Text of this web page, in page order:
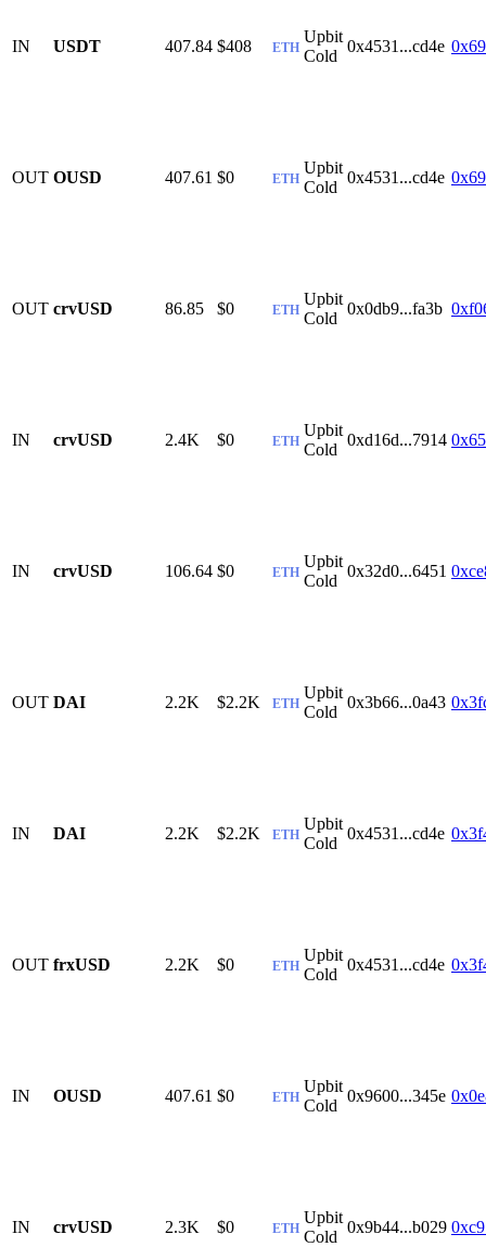
IN USDT 407.84 $408 ETH
Upbit
Cold
0x4531...cd4e
OUT OUSD 407.61 $0 ETH
Upbit
Cold
0x4531...cd4e
OUT crvUSD 86.85 $0 ETH
Upbit
Cold
0x0db9...fa3b
IN crvUSD 2.4K $0 ETH
Upbit
Cold
0xd16d...7914
IN crvUSD 106.64 $0 ETH
Upbit
Cold
0x32d0...6451
OUT DAI 2.2K $2.2K ETH
Upbit
Cold
0x3b66...0a43
IN DAI 2.2K $2.2K ETH
Upbit
Cold
0x4531...cd4e
OUT frxUSD 2.2K $0 ETH
Upbit
Cold
0x4531...cd4e
IN OUSD 407.61 $0 ETH
Upbit
Cold
0x9600...345e
IN crvUSD 2.3K $0 ETH
Upbit
Cold
0x9b44...b029